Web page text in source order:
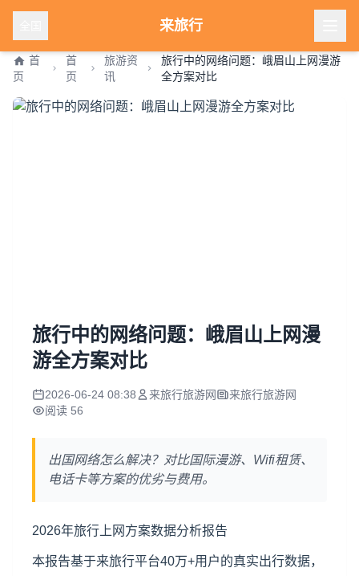
来旅行
首
页
首
页
旅游资
讯
旅行中的网络问题：峨眉山上网漫游
全方案对比
旅行中的网络问题：峨眉山上网漫
游全方案对比
2026-06-24 08:38 来旅行旅游网
来旅行旅游网
阅读 56
出国网络怎么解决？对比国际漫游、Wifi租赁、
电话卡等方案的优劣与费用。
2026年旅行上网方案数据分析报告
本报告基于来旅行平台40万+用户的真实出行数据，